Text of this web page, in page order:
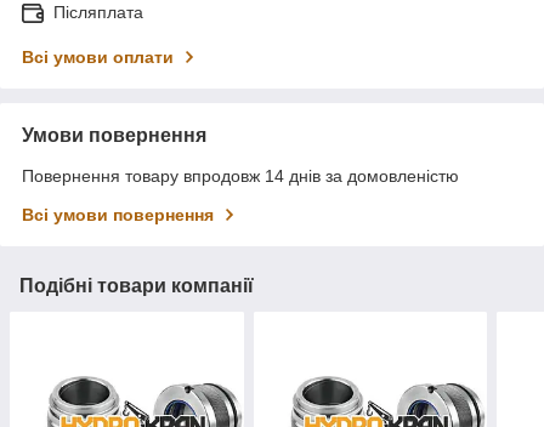
Післяплата
Всі умови оплати
Умови повернення
Повернення товару впродовж 14 днів за домовленістю
Всі умови повернення
Подібні товари компанії